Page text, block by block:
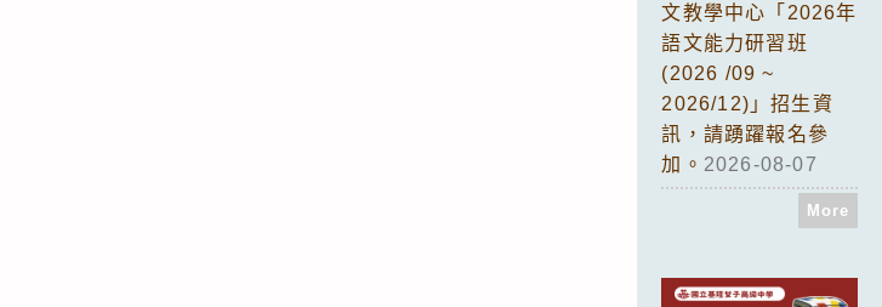
文教學中心「2026年
語文能力研習班
(2026 /09 ~
2026/12)」招生資
訊，請踴躍報名參
加。 2026-08-07
More